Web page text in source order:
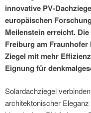
innovative PV-
europäischen
Meilenstein erreicht.
Freiburg am
Ziegel mit mehr
Eignung für
Solardachziegel
architektonischer